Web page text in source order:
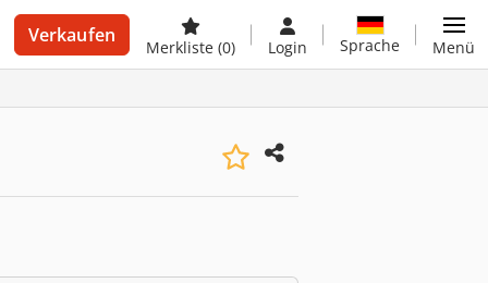
Verkaufen
Merkliste (0) Login Sprache Menü